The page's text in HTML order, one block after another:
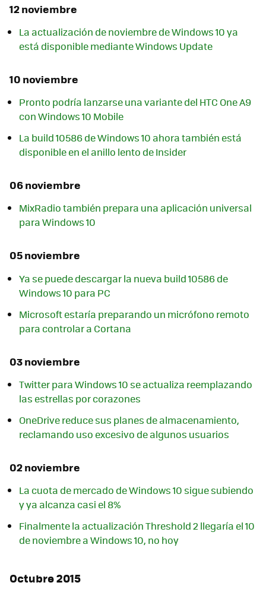
12 noviembre
La actualización de noviembre de Windows 10 ya
está disponible mediante Windows Update
10 noviembre
Pronto podría lanzarse una variante del HTC One A9
con Windows 10 Mobile
La build 10586 de Windows 10 ahora también está
disponible en el anillo lento de Insider
06 noviembre
MixRadio también prepara una aplicación universal
para Windows 10
05 noviembre
Ya se puede descargar la nueva build 10586 de
Windows 10 para PC
Microsoft estaría preparando un micrófono remoto
para controlar a Cortana
03 noviembre
Twitter para Windows 10 se actualiza reemplazando
las estrellas por corazones
OneDrive reduce sus planes de almacenamiento,
reclamando uso excesivo de algunos usuarios
02 noviembre
La cuota de mercado de Windows 10 sigue subiendo
y ya alcanza casi el 8%
Finalmente la actualización Threshold 2 llegaría el 10
de noviembre a Windows 10, no hoy
Octubre 2015